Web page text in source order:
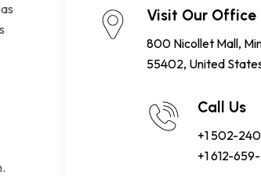
Visit Our Office
800 Nicollet Mall,
55402, United
Call Us
+1 502-
+1 612-